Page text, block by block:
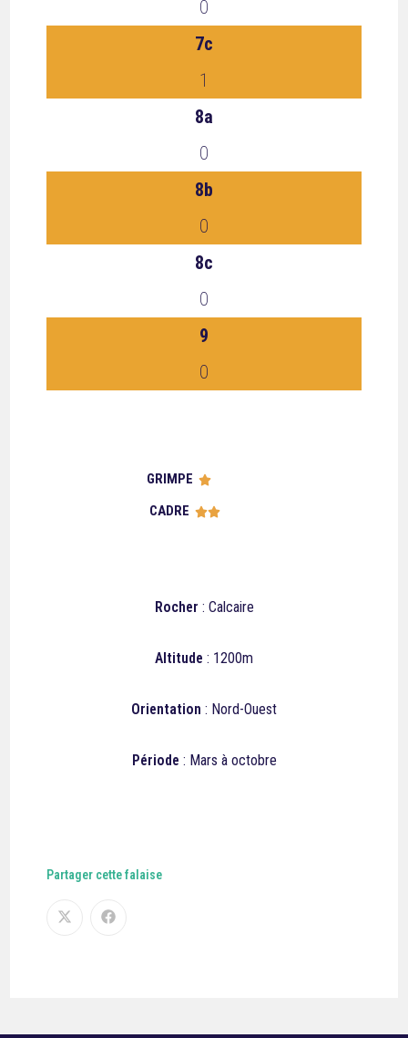
0
7c
1
8a
0
8b
0
8c
0
9
0
GRIMPE 
CADRE 
Rocher : Calcaire
Altitude : 1200m
Orientation : Nord-Ouest
Période : Mars à octobre
Partager cette falaise